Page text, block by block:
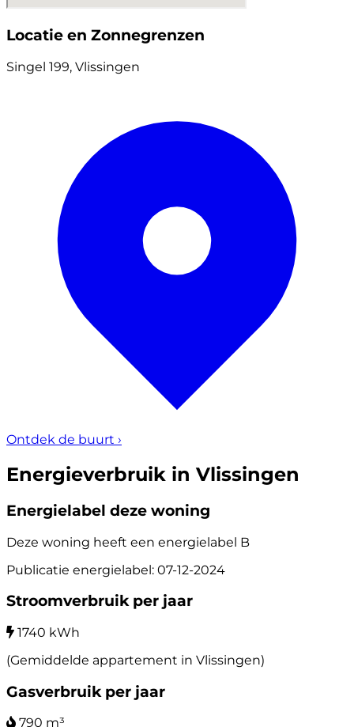
Locatie en Zonnegrenzen
Singel 199, Vlissingen
Ontdek de buurt ›
Energieverbruik in Vlissingen
Energielabel deze woning
Deze woning heeft een energielabel B
Publicatie energielabel: 07-12-2024
Stroomverbruik per jaar
1740 kWh
(Gemiddelde appartement in Vlissingen)
Gasverbruik per jaar
790 m³